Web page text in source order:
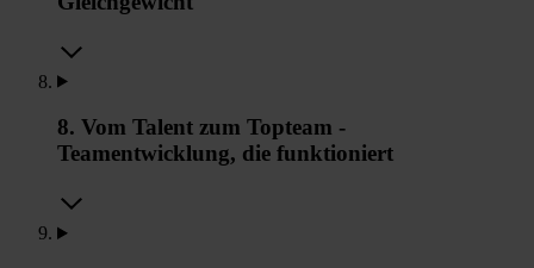
8. Vom Talent zum Topteam -
Teamentwicklung, die funktioniert